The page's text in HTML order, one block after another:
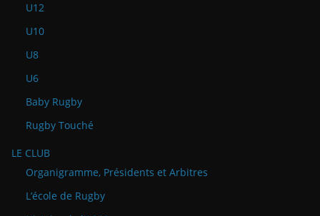
U12
U10
U8
U6
Baby Rugby
Rugby Touché
LE CLUB
Organigramme, Présidents et Arbitres
L’école de Rugby